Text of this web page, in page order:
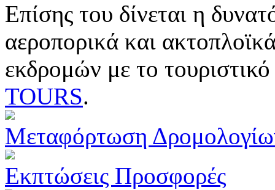
Επίσης του δίνεται η
αεροπορικά και
εκδρομών με το
TOURS.
Μεταφόρτωση
Εκπτώσεις Προσφορές